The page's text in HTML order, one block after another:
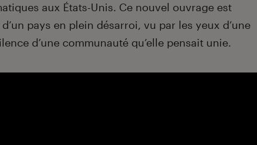
aux États-Unis. Ce nouvel ouvrage est
pays en plein désarroi, vu par les yeux d’une
d’une communauté qu’elle pensait unie.